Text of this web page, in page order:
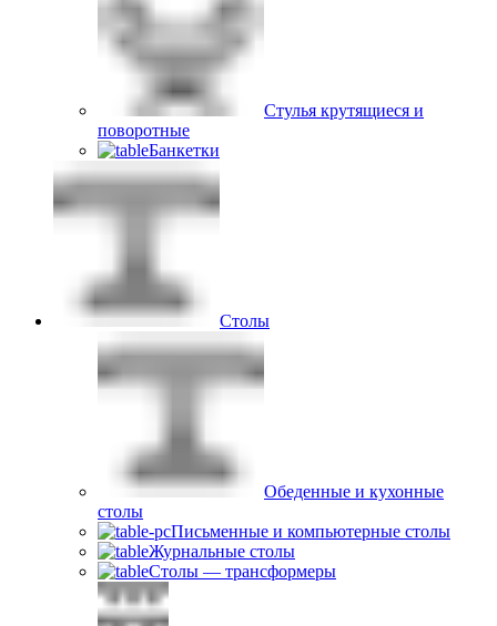
Стулья крутящиеся и
поворотные
Банкетки
Столы
Обеденные и кухонные
столы
Письменные и компьютерные столы
Журнальные столы
Столы — трансформеры